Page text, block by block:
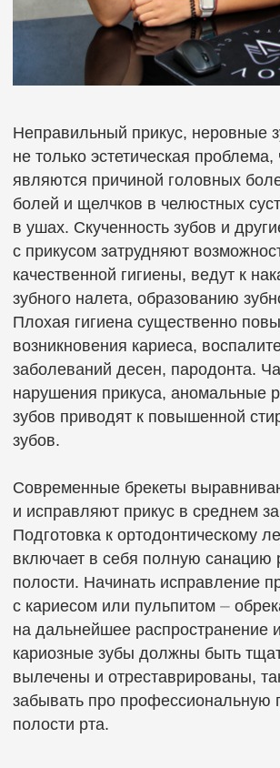
зубов приводят к повышенной стираемости
зубов.
Современные брекеты выравнивают зубы
и исправляют прикус в среднем за 1,5−2 года.
полости. Начинать исправление прикуса
с кариесом или пульпитом ⏤ обрекать себя
на дальнейшее распространение инфекции. Все
кариозные зубы должны быть тщательно
вылечены и отреставрированы, также не нужно
забывать про профессиональную гигиену
полости рта.
Металлические брекеты ⏤ самый популярный
способ исправления прикуса во всём мире.
В нашей клинике устанавливают брекет-систему
Pitts21 и H4 (производство США), они
и эффективностью. Поэтому обычные
«железные», металлические брекеты
применяются для исправления даже сложных
случаев.
Альтернативой металлическим брекетам
изготовленных из прочного
поликристаллического оксида алюминия (РСА).
Такие брекеты крепятся с внешней стороны
зубного ряда, незаметны, удобны и подходят под
любой оттенок зубной эмали. В отличие
теряются, о брекетах не нужно помнить
постоянно ⏤ они всегда с вами.